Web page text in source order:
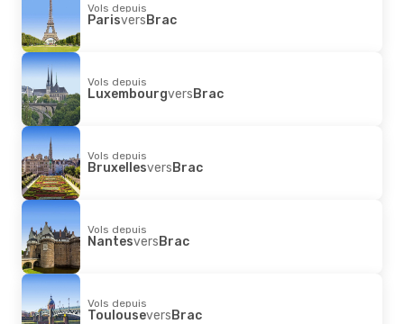
Vols depuis
ParisversBrac
Vols depuis
LuxembourgversBrac
Vols depuis
BruxellesversBrac
Vols depuis
NantesversBrac
Vols depuis
ToulouseversBrac